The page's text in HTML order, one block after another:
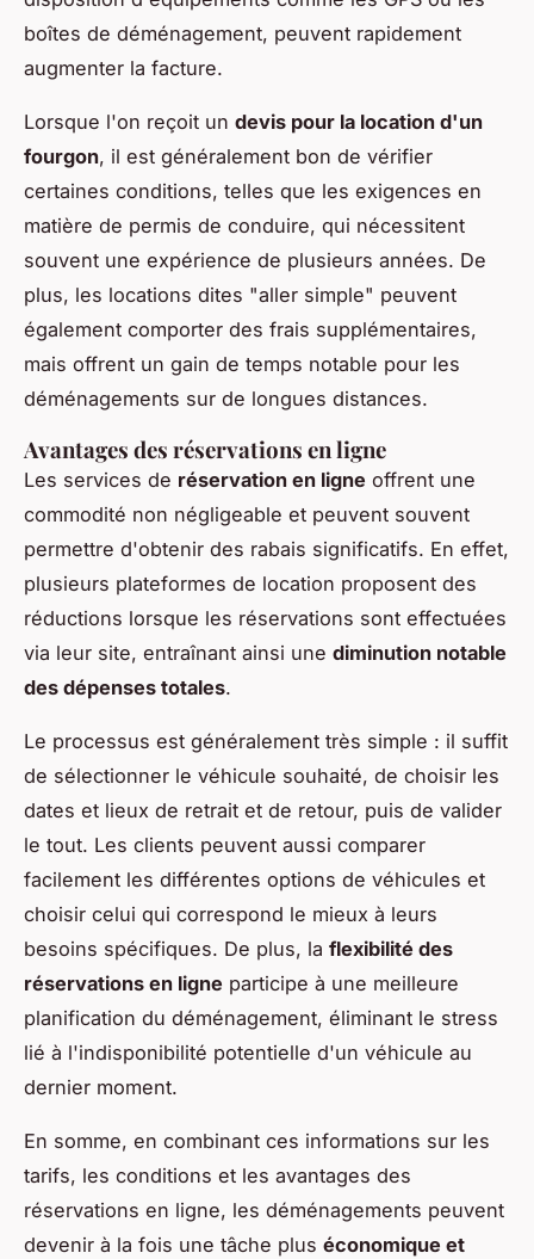
boîtes de déménagement, peuvent rapidement
augmenter la facture.
Lorsque l'on reçoit un devis pour la location d'un
fourgon, il est généralement bon de vérifier
certaines conditions, telles que les exigences en
matière de permis de conduire, qui nécessitent
souvent une expérience de plusieurs années. De
plus, les locations dites "aller simple" peuvent
également comporter des frais supplémentaires,
mais offrent un gain de temps notable pour les
déménagements sur de longues distances.
Avantages des réservations en ligne
Les services de réservation en ligne offrent une
commodité non négligeable et peuvent souvent
permettre d'obtenir des rabais significatifs. En effet,
plusieurs plateformes de location proposent des
réductions lorsque les réservations sont effectuées
via leur site, entraînant ainsi une diminution notable
des dépenses totales.
Le processus est généralement très simple : il suffit
de sélectionner le véhicule souhaité, de choisir les
dates et lieux de retrait et de retour, puis de valider
le tout. Les clients peuvent aussi comparer
facilement les différentes options de véhicules et
choisir celui qui correspond le mieux à leurs
besoins spécifiques. De plus, la flexibilité des
réservations en ligne participe à une meilleure
planification du déménagement, éliminant le stress
lié à l'indisponibilité potentielle d'un véhicule au
dernier moment.
En somme, en combinant ces informations sur les
tarifs, les conditions et les avantages des
réservations en ligne, les déménagements peuvent
devenir à la fois une tâche plus économique et